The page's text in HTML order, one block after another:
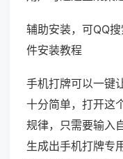
辅助安装，可QQ
件安装教程
手机打牌可以一键
十分简单，打开这
规律，只需要输入
生成出手机打牌专